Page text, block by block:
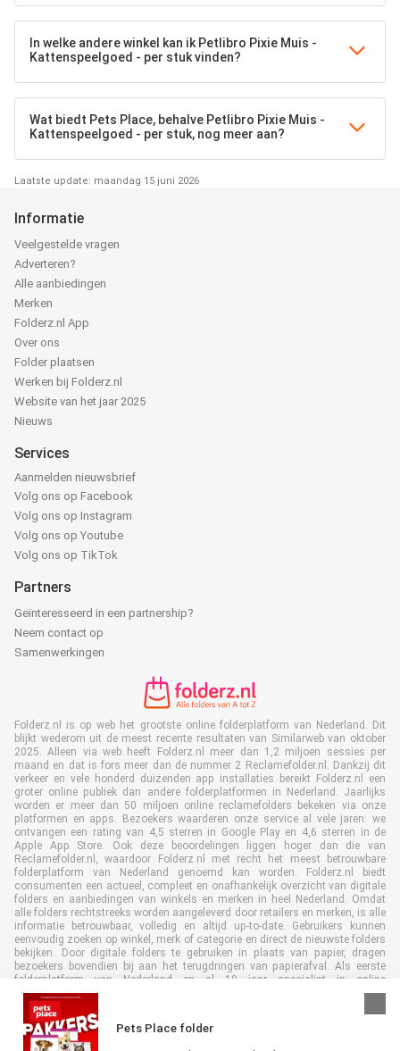
In welke andere winkel kan ik Petlibro Pixie Muis -
Kattenspeelgoed - per stuk vinden?
Wat biedt Pets Place, behalve Petlibro Pixie Muis -
Kattenspeelgoed - per stuk, nog meer aan?
Laatste update: maandag 15 juni 2026
Pets Place folder
Informatie
Veelgestelde vragen
Adverteren?
Alle aanbiedingen
Merken
Folderz.nl App
Over ons
Folder plaatsen
Werken bij Folderz.nl
Website van het jaar 2025
Nieuws
Services
Aanmelden nieuwsbrief
Volg ons op Facebook
Volg ons op Instagram
Volg ons op Youtube
Volg ons op TikTok
Partners
Geïnteresseerd in een partnership?
Neem contact op
Samenwerkingen
Folderz.nl is op web het grootste online folderplatform van Nederland. Dit
blijkt wederom uit de meest recente resultaten van Similarweb van oktober
2025. Alleen via web heeft Folderz.nl meer dan 1,2 miljoen sessies per
maand en dat is fors meer dan de nummer 2 Reclamefolder.nl. Dankzij dit
verkeer en vele honderd duizenden app installaties bereikt Folderz.nl een
groter online publiek dan andere folderplatformen in Nederland. Jaarlijks
worden er meer dan 50 miljoen online reclamefolders bekeken via onze
platformen en apps. Bezoekers waarderen onze service al vele jaren: we
ontvangen een rating van 4,5 sterren in Google Play en 4,6 sterren in de
Apple App Store. Ook deze beoordelingen liggen hoger dan die van
Reclamefolder.nl, waardoor Folderz.nl met recht het meest betrouwbare
folderplatform van Nederland genoemd kan worden. Folderz.nl biedt
consumenten een actueel, compleet en onafhankelijk overzicht van digitale
folders en aanbiedingen van winkels en merken in heel Nederland. Omdat
alle folders rechtstreeks worden aangeleverd door retailers en merken, is alle
informatie betrouwbaar, volledig en altijd up-to-date. Gebruikers kunnen
eenvoudig zoeken op winkel, merk of categorie en direct de nieuwste folders
bekijken. Door digitale folders te gebruiken in plaats van papier, dragen
bezoekers bovendien bij aan het terugdringen van papierafval. Als eerste
folderplatform van Nederland en al 19 jaar specialist in online
folderpublicaties, heeft Folderz.nl duurzame samenwerkingen opgebouwd
met retailers en merken. Hierdoor zijn we uitgegroeid tot de toonaangevende
speler in de digitale foldermarkt.